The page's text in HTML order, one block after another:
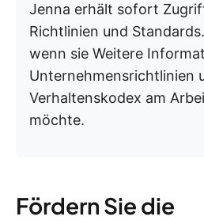
Jenna erhält sofort
Richtlinien und
wenn sie Weitere
Unternehmensrichtlinien
Verhaltenskodex am
möchte.
Fördern Sie die